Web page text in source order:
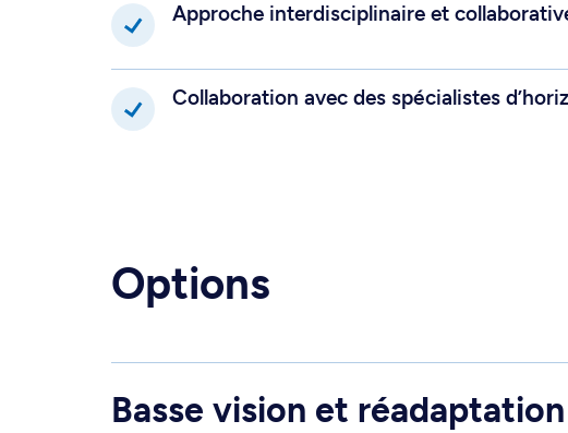
Approche interdisciplinaire et
Collaboration avec des spécialistes
Options
Basse vision et